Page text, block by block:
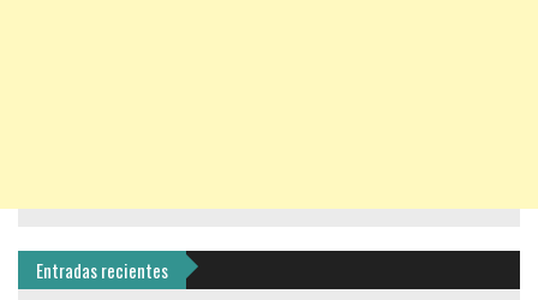
Entradas recientes